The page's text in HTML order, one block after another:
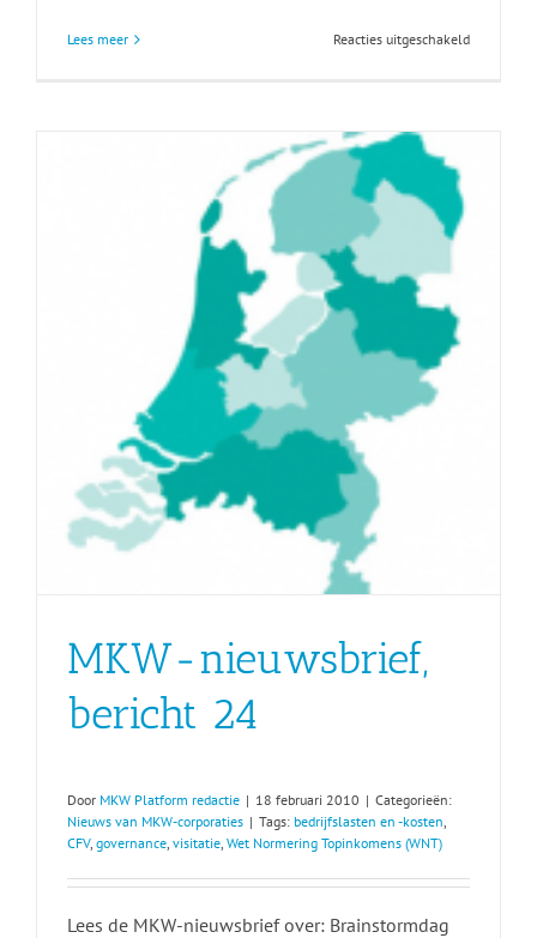
Lees meer Reacties uitgeschakeldvoor
MKW-nieuwsbrief,
bericht 24
Door MKW Platform redactie | 18 februari 2010 | Categorieën:
Nieuws van MKW-corporaties | Tags: bedrijfslasten en -kosten,
CFV, governance, visitatie, Wet Normering Topinkomens (WNT)
Lees de MKW-nieuwsbrief over: Brainstormdag